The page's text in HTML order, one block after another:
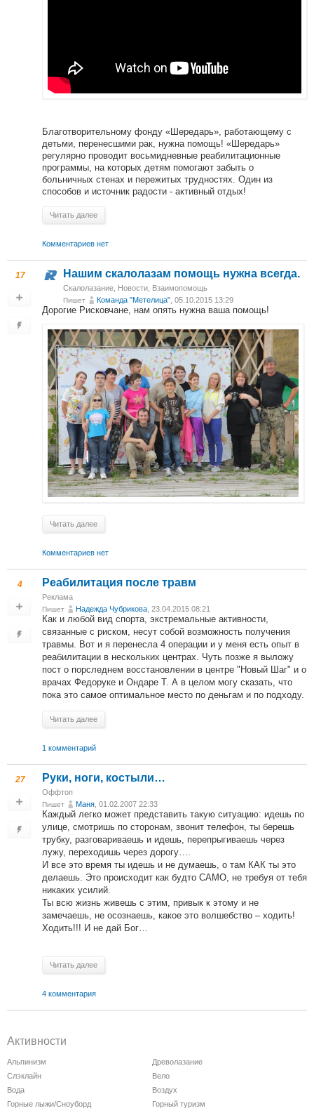
Благотворительному фонду «Шередарь», работающему с
детьми, перенесшими рак, нужна помощь! «Шередарь»
регулярно проводит восьмидневные реабилитационные
программы, на которых детям помогают забыть о
больничных стенах и пережитых трудностях. Один из
способов и источник радости - активный отдых!
Читать далее
Комментариев нет
17 Нашим скалолазам помощь нужна всегда.
Скалолазание Новости Взаимопомощь
Пишет Команда "Метелица" , 05.10.2015 13:29
Дорогие Рисковчане, нам опять нужна ваша помощь!
Читать далее
Комментариев нет
4 Реабилитация после травм
Реклама
Пишет Надежда Чубрикова , 23.04.2015 08:21
Как и любой вид спорта, экстремальные активности,
связанные с риском, несут собой возможность получения
травмы. Вот и я перенесла 4 операции и у меня есть опыт в
реабилитации в нескольких центрах. Чуть позже я выложу
пост о порследнем восстановлении в центре "Новый Шаг" и о
врачах Федоруке и Ондаре Т. А в целом могу сказать, что
пока это самое оптимальное место по деньгам и по подходу.
Читать далее
1 комментарий
27 Руки, ноги, костыли…
Оффтоп
Пишет Маня , 01.02.2007 22:33
Каждый легко может представить такую ситуацию: идешь по
улице, смотришь по сторонам, звонит телефон, ты берешь
трубку, разговариваешь и идешь, перепрыгиваешь через
лужу, переходишь через дорогу….
И все это время ты идешь и не думаешь, о там КАК ты это
делаешь. Это происходит как будто САМО, не требуя от тебя
никаких усилий.
Ты всю жизнь живешь с этим, привык к этому и не
замечаешь, не осознаешь, какое это волшебство – ходить!
Ходить!!! И не дай Бог…
Читать далее
4 комментария
Активности
Альпинизм
Древолазание
Слэклайн
Вело
Вода
Воздух
Горные лыжи/Сноуборд
Горный туризм